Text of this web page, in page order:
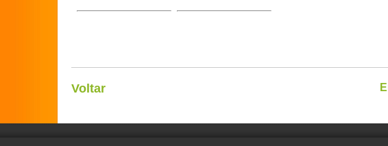
Voltar